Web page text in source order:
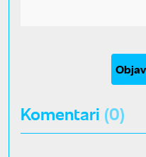
Komentari (0)